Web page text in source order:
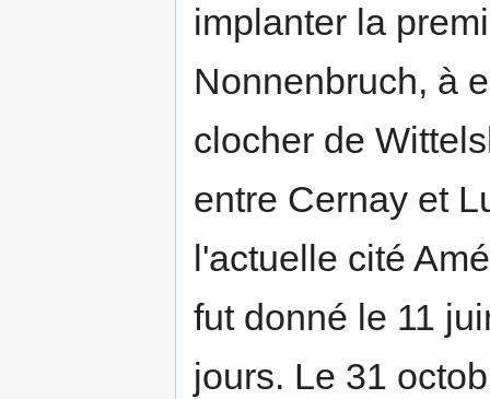
implanter la
Nonnenbruch, à
clocher de
entre Cernay et
l'actuelle cité
fut donné le 11
jours. Le 31